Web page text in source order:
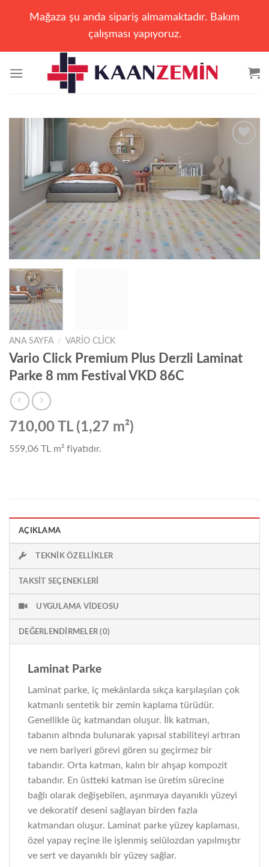
Mağaza şu anda sipariş almamaktadır. Bakım
çalışması yapıyoruz.
atla
Add to
wishlist
ANA SAYFA / VARIO CLICK
Vario Click Premium Plus Derzli Laminat
Parke 8 mm Festival VKD 86C
710,00 TL (1,27 m²)
559,06 TL m² fiyatıdır.
AÇIKLAMA
TEKNIK ÖZELLIKLER
TAKSIT SEÇENEKLERI
UYGULAMA VIDEOSU
DEĞERLENDIRMELER (0)
Laminat Parke
Laminat parke, iç mekânlarda sıkça karşılaşılan çok
katmanlı sentetik bir zemin kaplama türüdür.
Genellikle üç katmandan oluşur. İlk katman,
tabanın altında bulunarak yapısal stabiliteyi artıran
ve nem bariyeri görevi gören su geçirmez bir
tabandır. Orta katman, kalın bir ahşap kompozit
tabandır. En üstteki katman ise üretim sürecine
bağlı olarak değişebilen, aşınmaya dayanıklı yüzeyi
ve dekoratif deseni sağlayan birden fazla
katmandan oluşur. Laminat parke yüzey kaplaması,
özel yapay reçine ile işlenmiş selülozdan yapılmıştır
ve sert ve dayanıklı bir yüzey sağlar.